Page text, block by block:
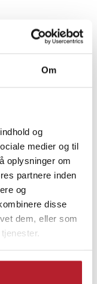
Om
og
medier og til
oplysninger om
partnere inden
og
disse
dem, eller som
viser anbefalede
sammenklappelig,